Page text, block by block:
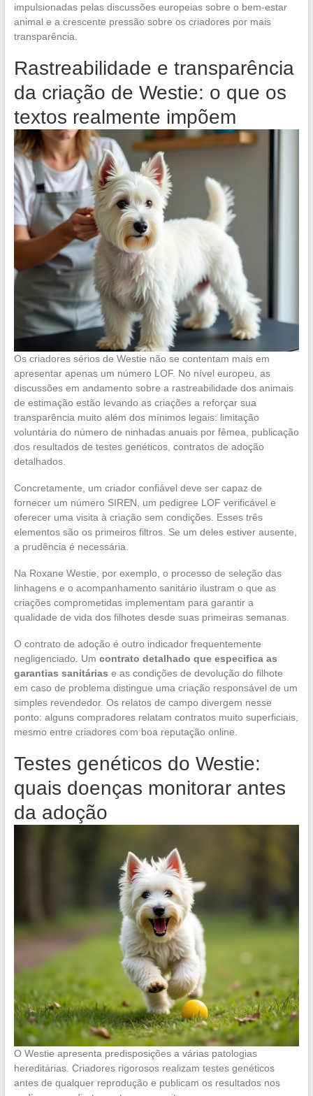
impulsionadas pelas discussões europeias sobre o bem-estar
animal e a crescente pressão sobre os criadores por mais
transparência.
Rastreabilidade e transparência
da criação de Westie: o que os
textos realmente impõem
Os criadores sérios de Westie não se contentam mais em
apresentar apenas um número LOF. No nível europeu, as
discussões em andamento sobre a rastreabilidade dos animais
de estimação estão levando as criações a reforçar sua
transparência muito além dos mínimos legais: limitação
voluntária do número de ninhadas anuais por fêmea, publicação
dos resultados de testes genéticos, contratos de adoção
detalhados.
Concretamente, um criador confiável deve ser capaz de
fornecer um número SIREN, um pedigree LOF verificável e
oferecer uma visita à criação sem condições. Esses três
elementos são os primeiros filtros. Se um deles estiver ausente,
a prudência é necessária.
Na Roxane Westie, por exemplo, o processo de seleção das
linhagens e o acompanhamento sanitário ilustram o que as
criações comprometidas implementam para garantir a
qualidade de vida dos filhotes desde suas primeiras semanas.
O contrato de adoção é outro indicador frequentemente
negligenciado. Um contrato detalhado que especifica as
garantias sanitárias e as condições de devolução do filhote
em caso de problema distingue uma criação responsável de um
simples revendedor. Os relatos de campo divergem nesse
ponto: alguns compradores relatam contratos muito superficiais,
mesmo entre criadores com boa reputação online.
Testes genéticos do Westie:
quais doenças monitorar antes
da adoção
O Westie apresenta predisposições a várias patologias
hereditárias. Criadores rigorosos realizam testes genéticos
antes de qualquer reprodução e publicam os resultados nos